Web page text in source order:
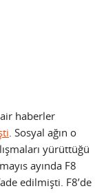
haberler
. Sosyal ağın o
yürüttüğü
ayında F8
edilmişti. F8’de